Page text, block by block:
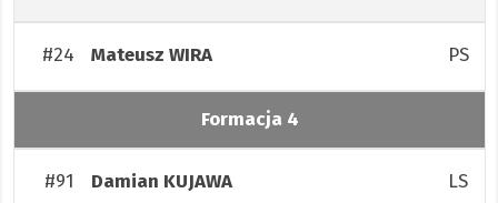
#24 Mateusz WIRA PS
Formacja 4
#91 Damian KUJAWA LS